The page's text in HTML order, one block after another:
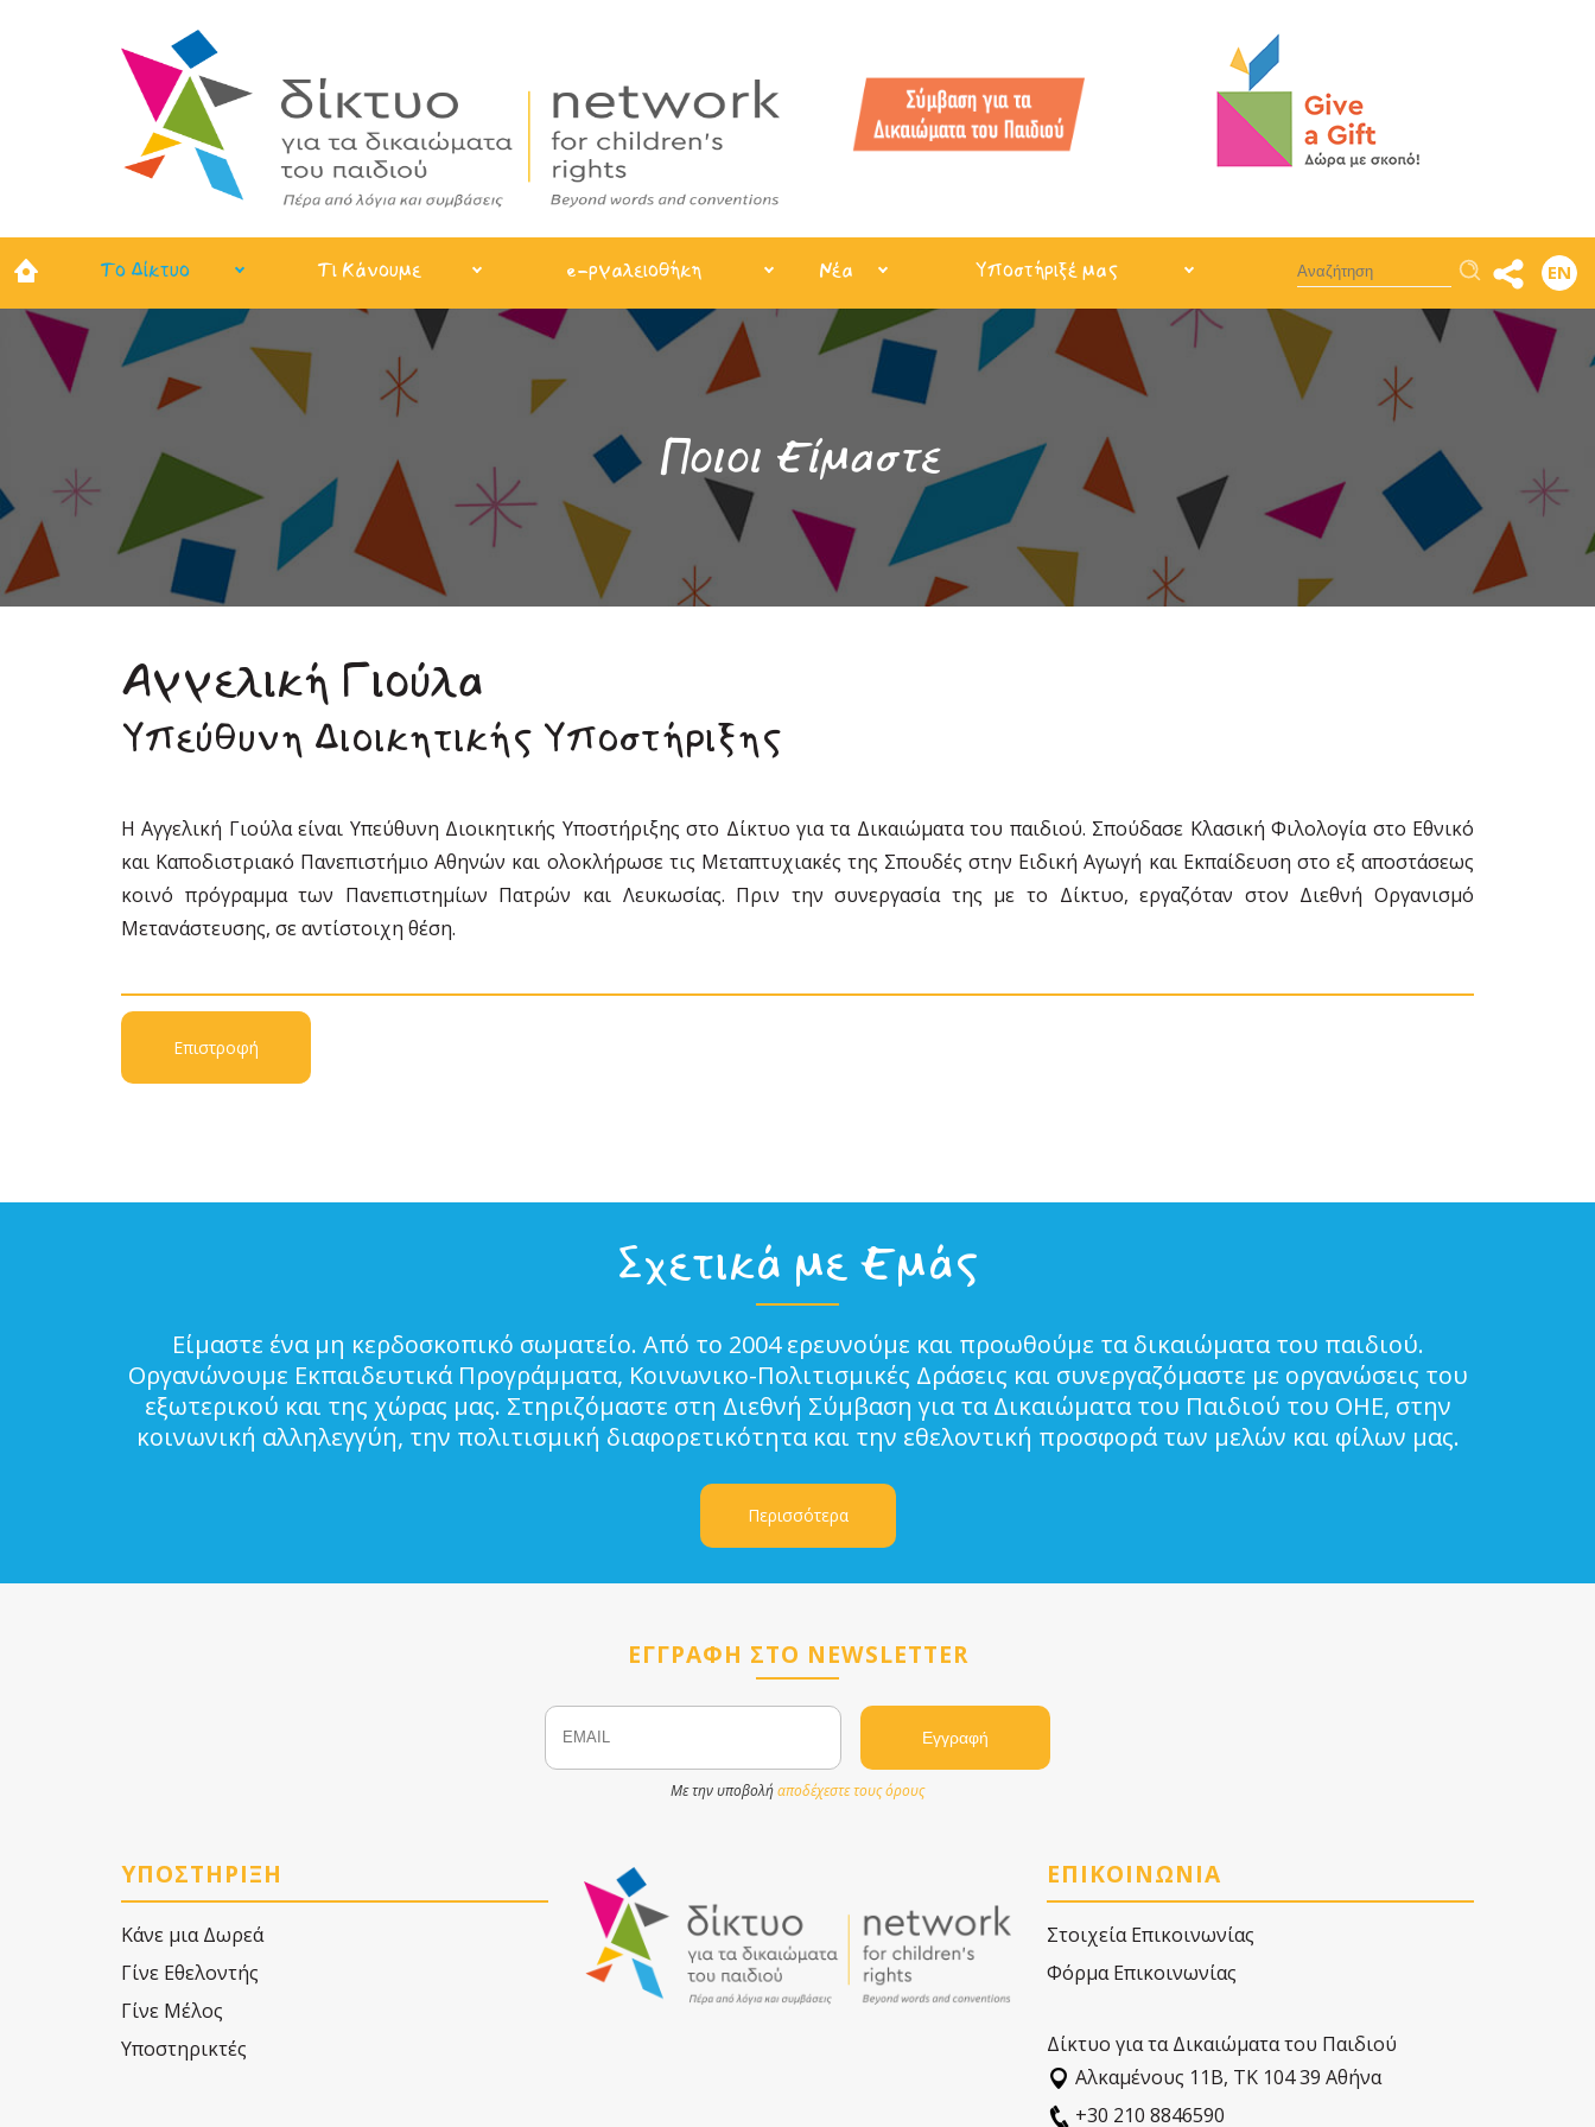
Το Δίκτυο Τι Κάνουμε e-ργαλειοθήκη Νέα Υποστήριξέ μας Αναζήτηση EN
Ποιοι Είμαστε
Αγγελική Γιούλα
Υπεύθυνη Διοικητικής Υποστήριξης
Η Αγγελική Γιούλα είναι Υπεύθυνη Διοικητικής Υποστήριξης στο Δίκτυο για τα Δικαιώματα του παιδιού. Σπούδασε Κλασική Φιλολογία στο Εθνικό
και Καποδιστριακό Πανεπιστήμιο Αθηνών και ολοκλήρωσε τις Μεταπτυχιακές της Σπουδές στην Ειδική Αγωγή και Εκπαίδευση στο εξ αποστάσεως
κοινό πρόγραμμα των Πανεπιστημίων Πατρών και Λευκωσίας. Πριν την συνεργασία της με το Δίκτυο, εργαζόταν στον Διεθνή Οργανισμό
Μετανάστευσης, σε αντίστοιχη θέση.
Επιστροφή
Σχετικά με Εμάς
Είμαστε ένα μη κερδοσκοπικό σωματείο. Από το 2004 ερευνούμε και προωθούμε τα δικαιώματα του παιδιού.
Οργανώνουμε Εκπαιδευτικά Προγράμματα, Κοινωνικο-Πολιτισμικές Δράσεις και συνεργαζόμαστε με οργανώσεις του
εξωτερικού και της χώρας μας. Στηριζόμαστε στη Διεθνή Σύμβαση για τα Δικαιώματα του Παιδιού του ΟΗΕ, στην
κοινωνική αλληλεγγύη, την πολιτισμική διαφορετικότητα και την εθελοντική προσφορά των μελών και φίλων μας.
Περισσότερα
ΕΓΓΡΑΦΗ ΣΤΟ NEWSLETTER
Email Name
Με την υποβολήαποδέχεστε τους όρους
ΥΠΟΣΤΗΡΙΞΗ
Κάνε μια Δωρεά
Γίνε Εθελοντής
Γίνε Μέλος
Υποστηρικτές
ΕΠΙΚΟΙΝΩΝΙΑ
Στοιχεία Επικοινωνίας
Φόρμα Επικοινωνίας
Δίκτυο για τα Δικαιώματα του Παιδιού
Αλκαµένους 11Β, ΤΚ 104 39 Αθήνα
+30 210 8846590